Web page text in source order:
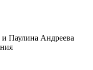
Паулина Андреева